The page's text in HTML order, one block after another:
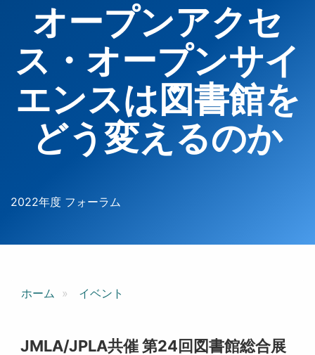
オープンアクセ
ス・オープンサイ
エンスは図書館を
どう変えるのか
2022年度 フォーラム
ホーム イベント
JMLA/JPLA共催 第24回図書館総合展